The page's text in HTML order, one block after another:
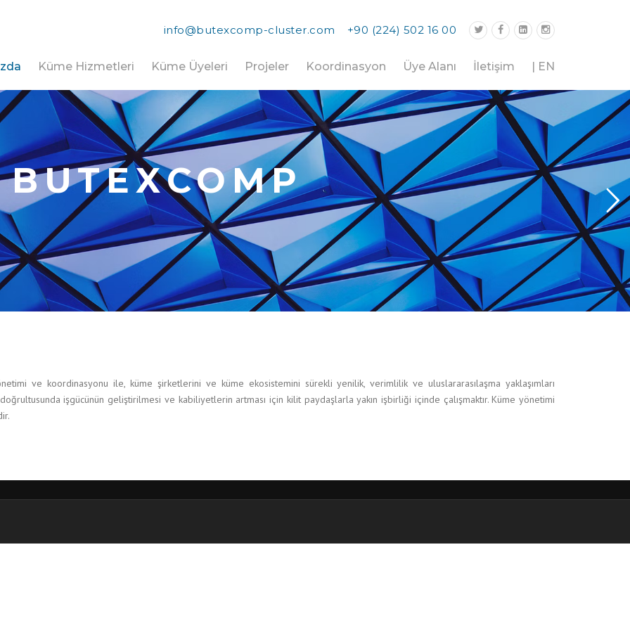
+90 (224) 502 16 00
info@butexcomp-cluster.com
Küme Hizmetleri Küme Üyeleri Projeler Koordinasyon Üye Alanı İletişim | EN
BUTEXCOMP
ve koordinasyonu ile, küme şirketlerini ve küme ekosistemini sürekli yenilik, verimlilik ve uluslararasılaşma yaklaşımları
işgücünün geliştirilmesi ve kabiliyetlerin artması için kilit paydaşlarla yakın işbirliği içinde çalışmaktır. Küme yönetimi